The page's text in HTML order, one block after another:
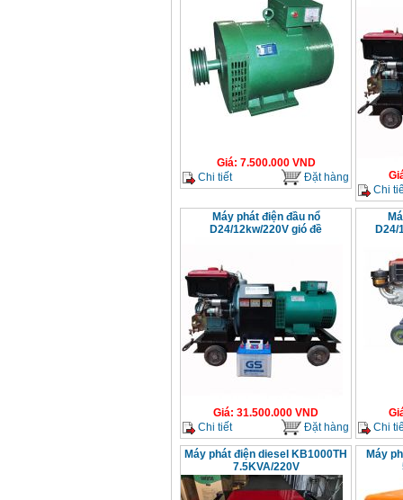
Giá: 7.500.000VND
Chi tiết
Đặt hàng
Chi
Máy phát điện đầu nổ
D24/12kw/220V gió đề
Giá: 31.500.000 VND
Chi tiết
Đặt hàng
Chi
Máy phát điện diesel KB1000TH
7.5KVA/220V
Máy